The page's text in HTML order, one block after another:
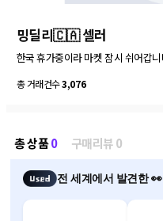
밍딜리🇨🇦 셀러
총 거래건수3,076
총 상품0 구매리뷰 0
전 세계에서 발견한 👀